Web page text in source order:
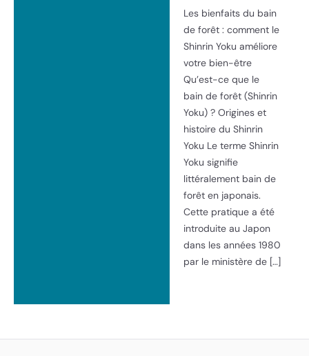
Les bienfaits du bain
de forêt : comment le
Shinrin Yoku améliore
votre bien-être
Qu’est-ce que le
bain de forêt (Shinrin
Yoku) ? Origines et
histoire du Shinrin
Yoku Le terme Shinrin
Yoku signifie
littéralement bain de
forêt en japonais.
Cette pratique a été
introduite au Japon
dans les années 1980
par le ministère de […]